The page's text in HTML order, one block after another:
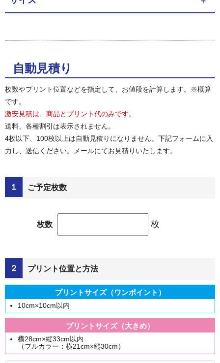
自動見積り
枚数やプリント位置などを指定して、お値段を計算します。※概算
です。
激安見積は、商品とプリント代のみです。
送料、各種割引は表示されません。
4枚以下、100枚以上は自動見積りになりません。下記フォームに入
力し、送信ください。メールにてお見積りいたします。
１ ご予定枚数
枚数 枚
２ プリント位置と方法
プリントサイズ（ワンポイント）
10cm×10cm以内
プリントサイズ（大きめ）
横28cm×縦33cm以内
（フルカラー：横21cm×縦30cm）